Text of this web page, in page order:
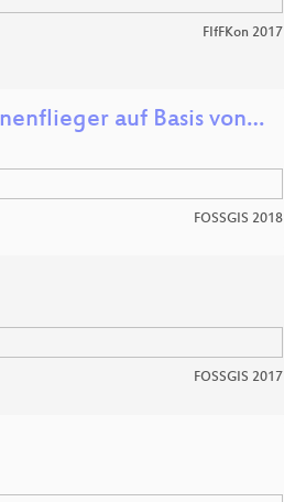
FIfFKon 2017
auf Basis von…
FOSSGIS 2018
FOSSGIS 2017